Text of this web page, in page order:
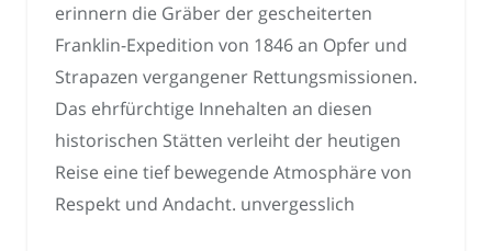
erinnern die Gräber der gescheiterten
Franklin-Expedition von 1846 an Opfer und
Strapazen vergangener Rettungsmissionen.
Das ehrfürchtige Innehalten an diesen
historischen Stätten verleiht der heutigen
Reise eine tief bewegende Atmosphäre von
Respekt und Andacht. unvergesslich